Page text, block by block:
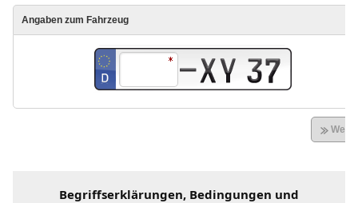
Begriffserklärungen, Bedingungen und